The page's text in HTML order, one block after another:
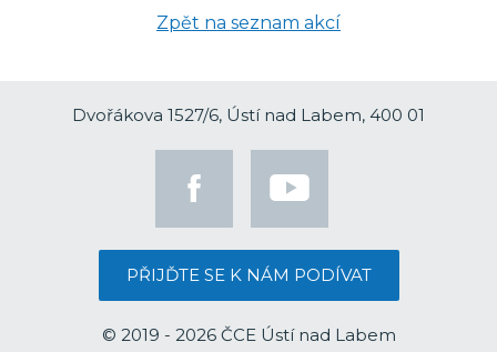
Zpět na seznam akcí
Dvořákova 1527/6, Ústí nad Labem, 400 01
PŘIJĎTE SE K NÁM PODÍVAT
© 2019 - 2026 ČCE Ústí nad Labem